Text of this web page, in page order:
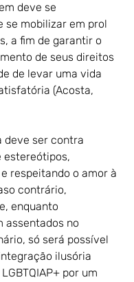
deve se
se mobilizar em prol
a fim de garantir o
de seus direitos
de levar uma vida
(Acosta,
deve ser contra
estereótipos,
respeitando o amor à
contrário,
enquanto
assentados no
só será possível
ilusória
por um